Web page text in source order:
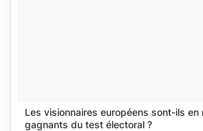
Les visionnaires européens sont-ils en
gagnants du test électoral ?